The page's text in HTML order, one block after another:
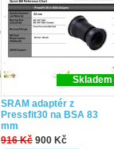
Skladem
SRAM adaptér z
Pressfit30 na BSA 83
mm
916 Kč 900 Kč